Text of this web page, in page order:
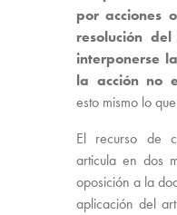
por acciones
resolución
interponerse
la acción no
esto mismo lo
El recurso de
articula en dos
oposición a la
aplicación del